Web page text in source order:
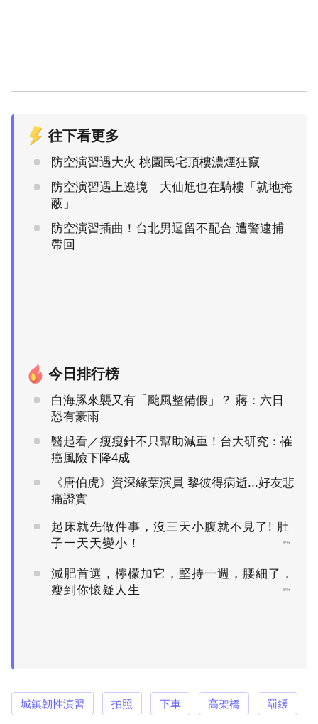
往下看更多
防空演習遇大火 桃園民宅頂樓濃煙狂竄
防空演習遇上遶境 大仙尪也在騎樓「就地掩
蔽」
防空演習插曲！台北男逗留不配合 遭警逮捕
帶回
今日排行榜
白海豚來襲又有「颱風整備假」？ 蔣：六日
恐有豪雨
醫起看／瘦瘦針不只幫助減重！台大研究：罹
癌風險下降4成
《唐伯虎》資深綠葉演員 黎彼得病逝...好友悲
痛證實
起床就先做件事，沒三天小腹就不見了! 肚
子一天天變小！
PR
減肥首選，檸檬加它，堅持一週，腰細了，
瘦到你懷疑人生
PR
城鎮韌性演習 拍照 下車 高架橋 罰鍰